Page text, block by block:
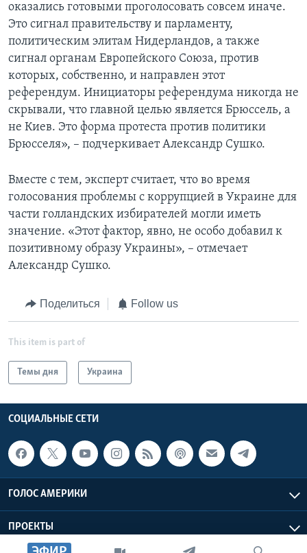
оказались готовыми проголосовать совсем иначе.
Это сигнал правительству и парламенту,
политическим элитам Нидерландов, а также
сигнал органам Европейского Союза, против
которых, собственно, и направлен этот
референдум. Инициаторы референдума никогда не
скрывали, что главной целью является Брюссель, а
не Киев. Это форма протеста против политики
Брюсселя», – подчеркивает Александр Сушко.
Вместе с тем, эксперт считает, что во время
голосования проблемы с коррупцией в Украине для
части голландских избирателей могли иметь
значение. «Этот фактор, явно, не особо добавил к
позитивному образу Украины», – отмечает
Александр Сушко.
Поделиться Follow us
This item is part of
Темы дня Украина
СОЦИАЛЬНЫЕ СЕТИ
ГОЛОС АМЕРИКИ
ПРОЕКТЫ